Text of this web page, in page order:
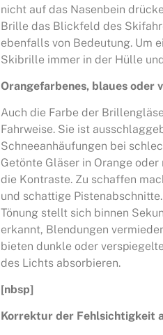
nicht auf das Nasenbein
Brille das Blickfeld des
ebenfalls von Bedeutung. Um
Skibrille immer in der Hülle
Orangefarbenes, blaues oder
Auch die Farbe der
Fahrweise. Sie ist
Schneeanhäufungen bei
Getönte Gläser in Orange
die Kontraste. Zu schaffen
und schattige
Tönung stellt sich binnen
erkannt, Blendungen
bieten dunkle oder
des Lichts absorbieren.
[nbsp]
Korrektur der Fehlsichtigkeit